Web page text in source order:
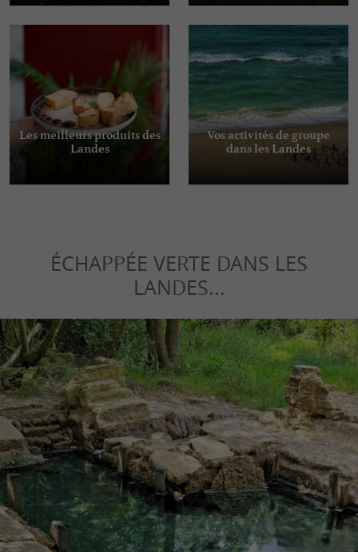
Les meilleurs produits des
Landes
Vos activités de groupe
dans les Landes
ÉCHAPPÉE VERTE DANS LES
LANDES...